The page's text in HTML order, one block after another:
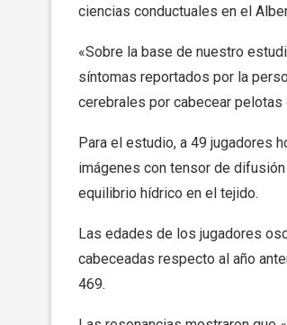
ciencias conductuales en el
«Sobre la base de nuestro
síntomas reportados por la
cerebrales por cabecear pelotas
Para el estudio, a 49 jugadores
imágenes con tensor de
equilibrio hídrico en el tejido.
Las edades de los jugadores
cabeceadas respecto al año
469.